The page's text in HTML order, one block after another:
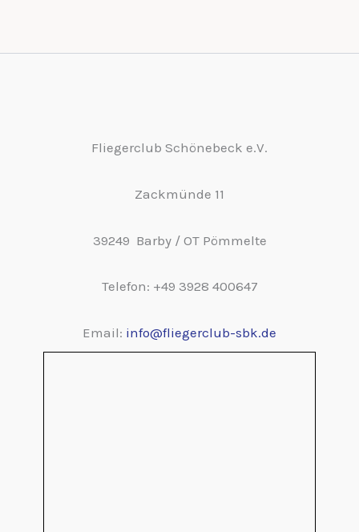
Fliegerclub Schönebeck e.V.
Zackmünde 11
39249 Barby / OT Pömmelte
Telefon: +49 3928 400647
Email: info@fliegerclub-sbk.de